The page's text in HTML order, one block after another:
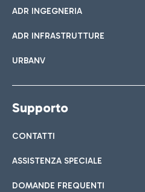
ADR INGEGNERIA
ADR INFRASTRUTTURE
URBANV
Supporto
CONTATTI
ASSISTENZA SPECIALE
DOMANDE FREQUENTI